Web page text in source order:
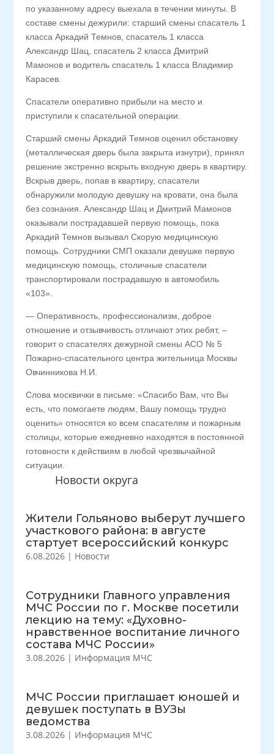
Новости округа
Жители Гольяново выберут лучшего
участкового района: в августе
стартует всероссийский конкурс
6.08.2026 | Новости
Сотрудники Главного управления
МЧС России по г. Москве посетили
лекцию на тему: «Духовно-
нравственное воспитание личного
состава МЧС России»
3.08.2026 | Информация МЧС
МЧС России приглашает юношей и
девушек поступать в ВУЗы
ведомства
3.08.2026 | Информация МЧС
по указанному адресу выехала в течении минуты. В
составе смены дежурили: старший смены спасатель 1
класса Аркадий Темнов, спасатель 1 класса
Александр Шац, спасатель 2 класса Дмитрий
Мамонов и водитель спасатель 1 класса Владимир
Карасев.
Спасатели оперативно прибыли на место и
приступили к спасательной операции.
Старший смены Аркадий Темнов оценил обстановку
(металлическая дверь была закрыта изнутри), принял
решение экстренно вскрыть входную дверь в квартиру.
Вскрыв дверь, попав в квартиру, спасатели
обнаружили молодую девушку на кровати, она была
без сознания. Александр Шац и Дмитрий Мамонов
оказывали пострадавшей первую помощь, пока
Аркадий Темнов вызывал Скорую медицинскую
помощь. Сотрудники СМП оказали девушке первую
медицинскую помощь, столичные спасатели
транспортировали пострадавшую в автомобиль
«103».
— Оперативность, профессионализм, доброе
отношение и отзывчивость отличают этих ребят, –
говорит о спасателях дежурной смены АСО № 5
Пожарно-спасательного центра жительница Москвы
Овчинникова Н.И.
Слова москвички в письме: «Спасибо Вам, что Вы
есть, что помогаете людям, Вашу помощь трудно
оценить» относятся ко всем спасателям и пожарным
столицы, которые ежедневно находятся в постоянной
готовности к действиям в любой чрезвычайной
ситуации.